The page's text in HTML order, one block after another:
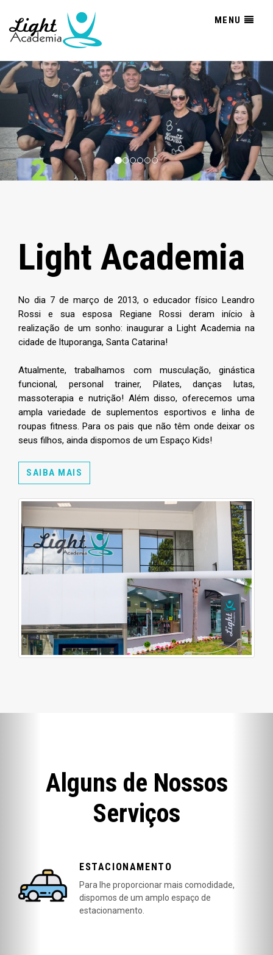
MENU
Light Academia
No dia 7 de março de 2013, o educador físico Leandro
Rossi e sua esposa Regiane Rossi deram início à
realização de um sonho: inaugurar a Light Academia na
cidade de ltuporanga, Santa Catarina!
Atualmente, trabalhamos com musculação, ginástica
funcional, personal trainer, Pilates, danças lutas,
massoterapia e nutrição! Além disso, oferecemos uma
ampla variedade de suplementos esportivos e linha de
roupas fitness. Para os pais que não têm onde deixar os
seus filhos, ainda dispomos de um Espaço Kids!
SAIBA MAIS
Alguns de Nossos
Serviços
ESTACIONAMENTO
Para lhe proporcionar mais comodidade,
dispomos de um amplo espaço de
estacionamento.